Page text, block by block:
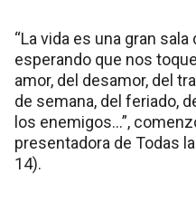
“La vida es una gran
esperando que nos
amor, del desamor, del
de semana, del feriado,
los enemigos…”,
presentadora de Todas
14).